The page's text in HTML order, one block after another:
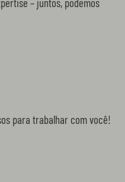
para trabalhar com você!